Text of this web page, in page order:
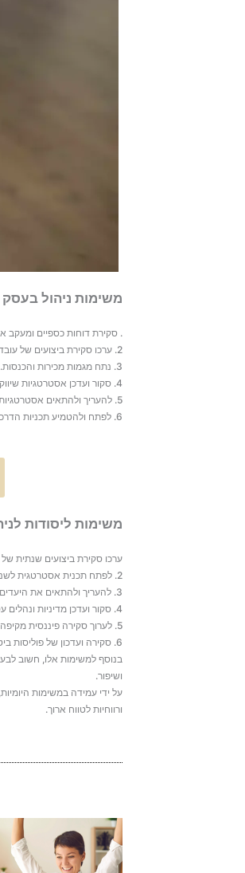
משימות ניהול
. סקירת דוחות כספיים ומעקב
2. ערכו סקירת ביצועים של עובדים/ שלך כבעלים של העסק.
3. נתח מגמות מכירות והכנסות.
4. סקור ועדכן אסטרטגיות שיווקיות.
5. להעריך ולהתאים אסטרטגיות תמחור.
6. לפתח ולהטמיע תכניות הדרכה ופיתוח עובדים אם יש או לדאוג לשיפור היכולות והידע שלך
משימות ליסודות
ערכו סקירת ביצועים שנתית
2. לפתח תכנית אסטרטגית לשנה הקרובה.
3. להעריך ולהתאים את היעדים והיעדים העסקיים – תכנית עבודה לפי רבעונים.
4. סקור ועדכן מדיניות ונהלים עסקיים
5. לערוך סקירה פיננסית מקיפה ולהכין תחזיות פיננסיות הוצאות והכנסות.
6. סקירה ועדכון של פוליסות ביטוח וכיסויים.
בנוסף למשימות אלו, חשוב
ושיפור.
על ידי עמידה במשימות
ורווחיות לטווח ארוך.